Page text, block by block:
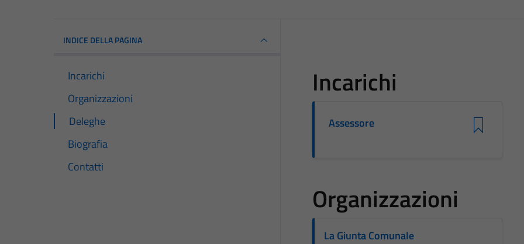
INDICE DELLA PAGINA
Incarichi
Organizzazioni
Deleghe
Biografia
Contatti
Incarichi
Assessore
Organizzazioni
La Giunta Comunale